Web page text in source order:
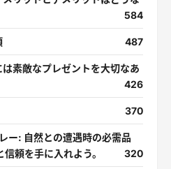
584
487
素敵なプレゼントを大切なあ
426
370
ー: 自然との遭遇時の必需品
頼を手に入れよう。
320